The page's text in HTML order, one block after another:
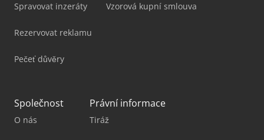
Spravovat inzeráty
Rezervovat reklamu
Pečeť důvěry
Vzorová kupní smlouva
Společnost
O nás
Právní informace
Tiráž